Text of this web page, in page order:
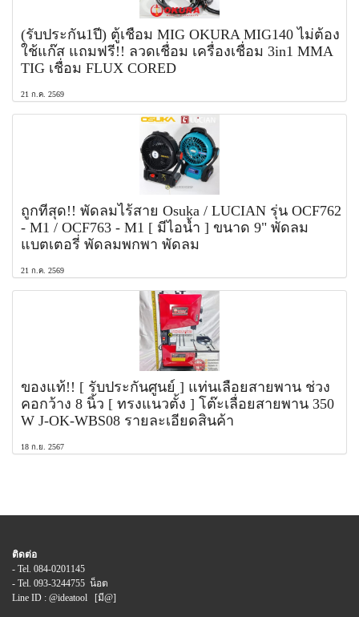
(รับประกัน1ปี) ตู้เชื่อม MIG OKURA MIG140 ไม่ต้อง
ใช้แก๊ส แถมฟรี!! ลวดเชื่อม เครื่องเชื่อม 3in1 MMA
TIG เชื่อม FLUX CORED
21 ก.ค. 2569
ถูกที่สุด!! พัดลมไร้สาย Osuka / LUCIAN รุ่น OCF762
- M1 / OCF763 - M1 [ มีไอน้ำ ] ขนาด 9" พัดลม
แบตเตอรี่ พัดลมพกพา พัดลม
21 ก.ค. 2569
ของแท้!! [ รับประกันศูนย์ ] แท่นเลื่อยสายพาน ช่วง
คอกว้าง 8 นิ้ว [ ทรงแนวตั้ง ] โต๊ะเลื่อยสายพาน 350
W J-OK-WBS08 รายละเอียดสินค้า
18 ก.ย. 2567
ติดต่อ
- Tel. 084-0201145
- Tel. 093-3244755 น็อต
Line ID : @ideatool [มี@]